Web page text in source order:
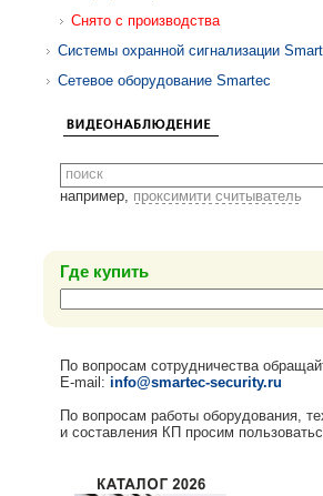
Снято с производства
Системы охранной сигнализации
Сетевое оборудование Smartec
например, проксимити считыватель
Где купить
По вопросам сотрудничества
E-mail: info@smartec-security.ru
По вопросам работы оборудования,
и составления КП просим